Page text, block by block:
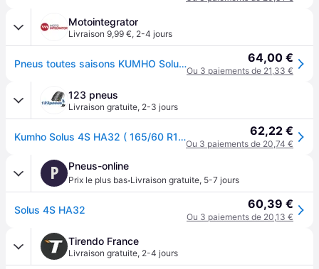
Motointegrator
Livraison 9,99 €, 2-4 jours
Pneus toutes saisons KUMHO Solus HA32 165/60R14 75H 64,00 €
Ou 3 paiements de 21,33 €
123 pneus
Livraison gratuite, 2-3 jours
Kumho Solus 4S HA32 ( 165/60 R14 75H 4PR ) 62,22 €
Ou 3 paiements de 20,74 €
P Pneus-online
Prix le plus bas·Livraison gratuite, 5-7 jours
Solus 4S HA32 60,39 €
Ou 3 paiements de 20,13 €
Tirendo France
Livraison gratuite, 2-4 jours